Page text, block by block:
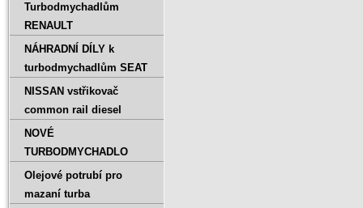
Turbodmychadlům
RENAULT
NÁHRADNÍ DÍLY k
turbodmychadlům SEAT
NISSAN vstřikovač
common rail diesel
NOVÉ
TURBODMYCHADLO
Olejové potrubí pro
mazaní turba